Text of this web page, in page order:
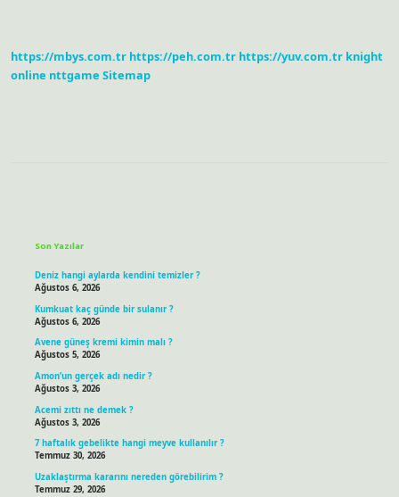
https://mbys.com.tr https://peh.com.tr https://yuv.com.tr knight
online nttgame Sitemap
Son Yazılar
Deniz hangi aylarda kendini temizler ?
Ağustos 6, 2026
Kumkuat kaç günde bir sulanır ?
Ağustos 6, 2026
Avene güneş kremi kimin malı ?
Ağustos 5, 2026
Amon’un gerçek adı nedir ?
Ağustos 3, 2026
Acemi zıttı ne demek ?
Ağustos 3, 2026
7 haftalık gebelikte hangi meyve kullanılır ?
Temmuz 30, 2026
Uzaklaştırma kararını nereden görebilirim ?
Temmuz 29, 2026